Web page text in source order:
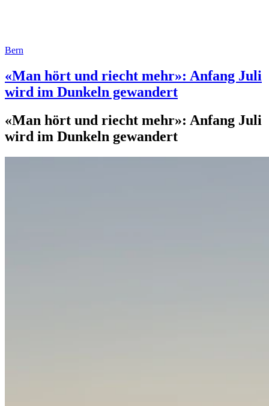
Bern
«Man hört und riecht mehr»: Anfang Juli
wird im Dunkeln gewandert
«Man hört und riecht mehr»: Anfang Juli
wird im Dunkeln gewandert